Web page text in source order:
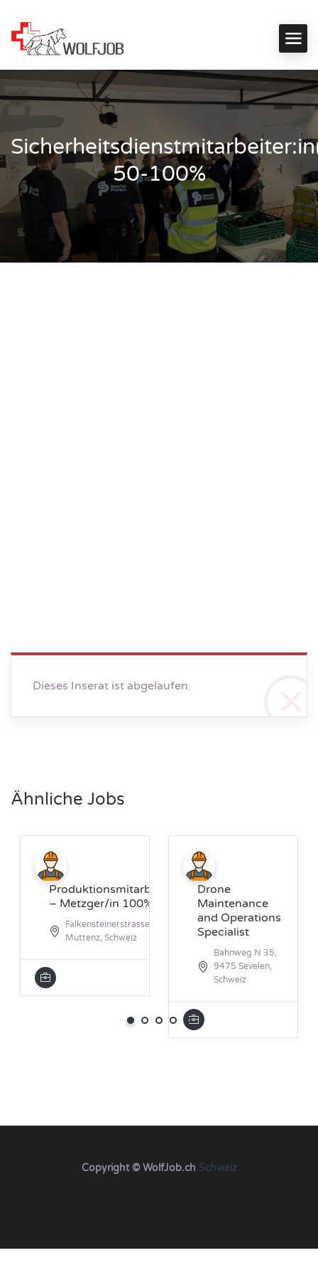
50-100%
Dieses Inserat ist abgelaufen.
Ähnliche Jobs
Produktionsmitarbeiter/in
– Metzger/in 100%
Falkensteinerstrasse 2, 4132
Muttenz, Schweiz
Drone
Maintenance
and Operations
Specialist
Bahnweg N 35,
9475 Sevelen,
Schweiz
Copyright © WolfJob.ch Schweiz